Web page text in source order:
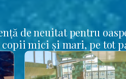
de neuitat pentru
mici și mari, pe tot